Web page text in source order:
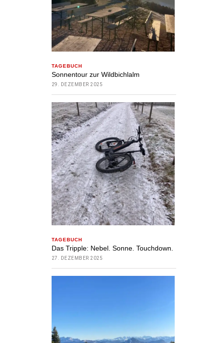
TAGEBUCH
Sonnentour zur Wildbichlalm
29. DEZEMBER 2025
TAGEBUCH
Das Tripple: Nebel. Sonne. Touchdown.
27. DEZEMBER 2025